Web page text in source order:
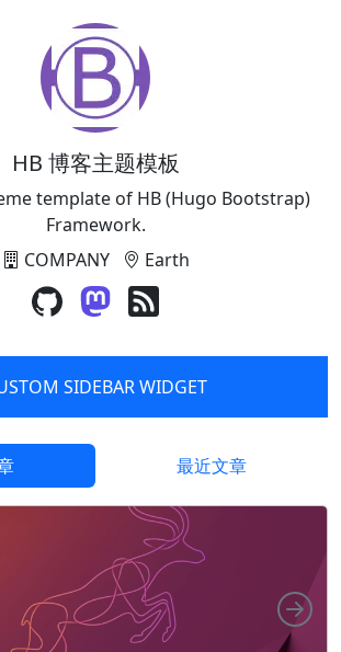
Markdown 和短代码编写内容即可。
HB 博客主题模板
template of HB (Hugo Bootstrap)
Framework.
COMPANY
Earth
SIDEBAR WIDGET
最近文章
向